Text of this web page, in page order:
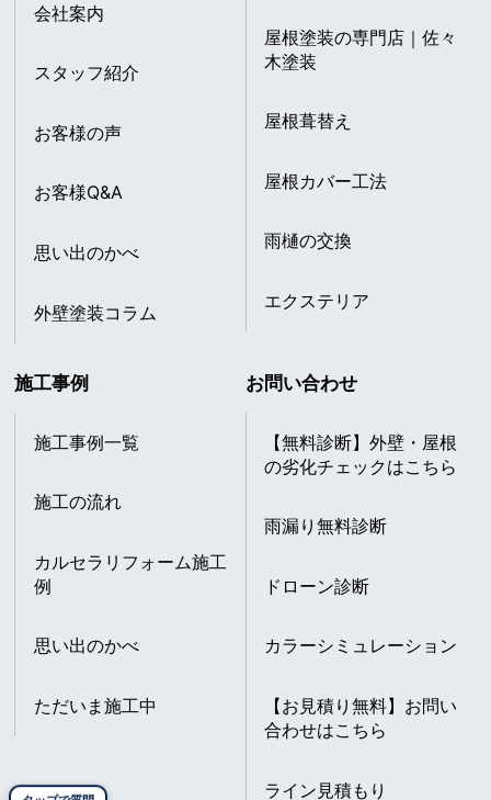
会社案内
スタッフ紹介
お客様の声
お客様Q&A
思い出のかべ
外壁塗装コラム
屋根塗装の専門店｜佐々
木塗装
屋根葺替え
屋根カバー工法
雨樋の交換
エクステリア
施工事例
施工事例一覧
施工の流れ
カルセラリフォーム施工
例
思い出のかべ
ただいま施工中
お問い合わせ
【無料診断】外壁・屋根
の劣化チェックはこちら
雨漏り無料診断
ドローン診断
カラーシミュレーション
【お見積り無料】お問い
合わせはこちら
ライン見積もり